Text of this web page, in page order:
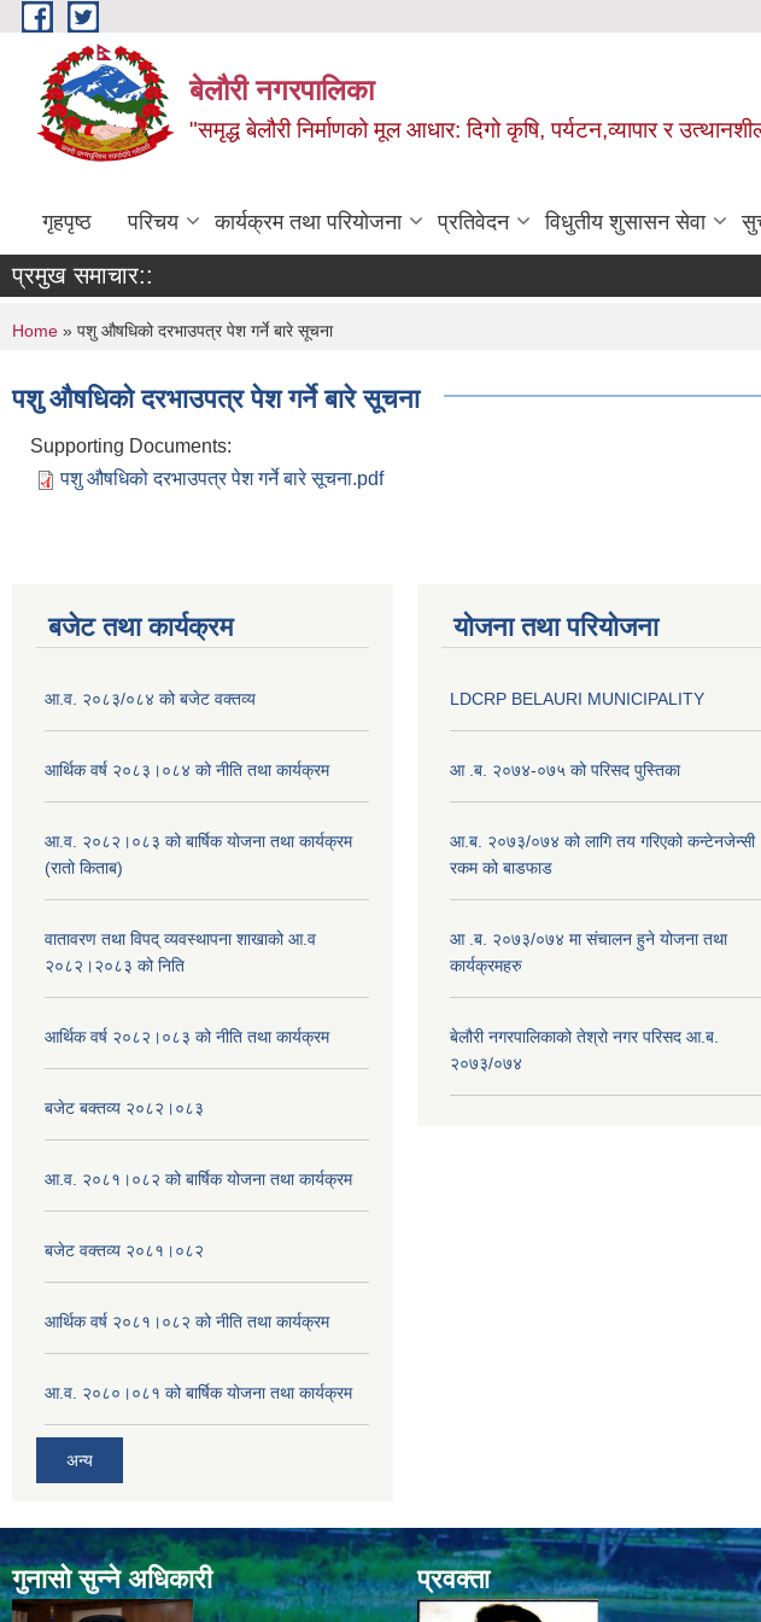
Skip to main content
बेलौरी नगरपालिका
"समृद्ध बेलौरी निर्माणको मूल आधार: दिगो कृषि, पर्यटन,व्यापार र उत्थानशील
गृहपृष्ठ परिचय कार्यक्रम तथा परियोजना प्रतिवेदन विधुतीय शुसासन सेवा
प्रमुख समाचार::
You are here
Home » पशु औषधिको दरभाउपत्र पेश गर्ने बारे सूचना
पशु औषधिको दरभाउपत्र पेश गर्ने बारे सूचना
Supporting Documents:
पशु औषधिको दरभाउपत्र पेश गर्ने बारे सूचना.pdf
बजेट तथा कार्यक्रम
आ.व. २०८३/०८४ को बजेट वक्तव्य
आर्थिक वर्ष २०८३।०८४ को नीति तथा कार्यक्रम
आ.व. २०८२।०८३ को बार्षिक योजना तथा कार्यक्रम
(रातो किताब)
वातावरण तथा विपद् व्यवस्थापना शाखाको आ.व
२०८२।२०८३ को निति
आर्थिक वर्ष २०८२।०८३ को नीति तथा कार्यक्रम
बजेट बक्तव्य २०८२।०८३
आ.व. २०८१।०८२ को बार्षिक योजना तथा कार्यक्रम
बजेट वक्तव्य २०८१।०८२
आर्थिक वर्ष २०८१।०८२ को नीति तथा कार्यक्रम
आ.व. २०८०।०८१ को बार्षिक योजना तथा कार्यक्रम
अन्य
योजना तथा परियोजना
LDCRP BELAURI MUNICIPALITY
आ .ब. २०७४-०७५ को परिसद पुस्तिका
आ.ब. २०७३/०७४ को लागि तय गरिएको कन्टेनजेन्सी
रकम को बाडफाड
आ .ब. २०७३/०७४ मा संचालन हुने योजना तथा
कार्यक्रमहरु
बेलौरी नगरपालिकाको तेश्रो नगर परिसद आ.ब.
२०७३/०७४
गुनासो सुन्ने अधिकारी प्रवक्ता